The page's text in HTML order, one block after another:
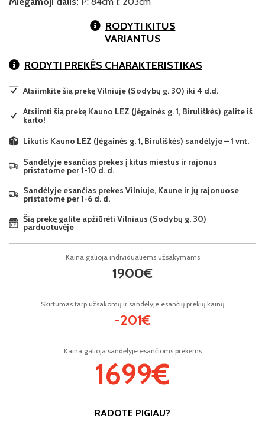
RODYTI KITUS
VARIANTUS
RODYTI PREKĖS CHARAKTERISTIKAS
Atsiimkite šią prekę Vilniuje (Sodybų g. 30) iki 4 d.d.
Atsiimti šią prekę Kauno LEZ (Jėgainės g. 1, Biruliškės) galite iš
karto!
Likutis Kauno LEZ (Jėgainės g. 1, Biruliškės) sandėlyje – 1 vnt.
Sandėlyje esančias prekes į kitus miestus ir rajonus
pristatome per 1-10 d. d.
Sandėlyje esančias prekes Vilniuje, Kaune ir jų rajonuose
pristatome per 1-6 d. d.
Šią prekę galite apžiūrėti Vilniaus (Sodybų g. 30)
parduotuvėje
Kaina galioja sandėlyje esančioms prekėms
1699€
Kaina galioja individualiems užsakymams
1900€
Skirtumas tarp užsakomų ir sandėlyje esančių prekių kainų
-201€
RADOTE PIGIAU?